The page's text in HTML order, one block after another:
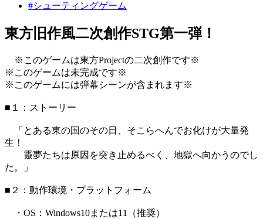
#シューティングゲーム
東方旧作風二次創作STG第一弾！
※このゲームは東方Projectの二次創作です※
※このゲームは未完成です※
※このゲームには弾幕シーンが含まれます※
■１：ストーリー
「とある東の国のその日、そこらへんでお化けが大量発
生！
靈夢たちは原因を突き止めるべく、地獄へ向かうのでし
た。」
■２：動作環境・プラットフォーム
・OS：Windows10または11（推奨）